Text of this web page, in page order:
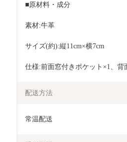
■原材料・成分
素材:牛革
サイズ(約):縦11cm×横7cm
仕様:前面窓付きポケット×1、背
配送方法
常温配送